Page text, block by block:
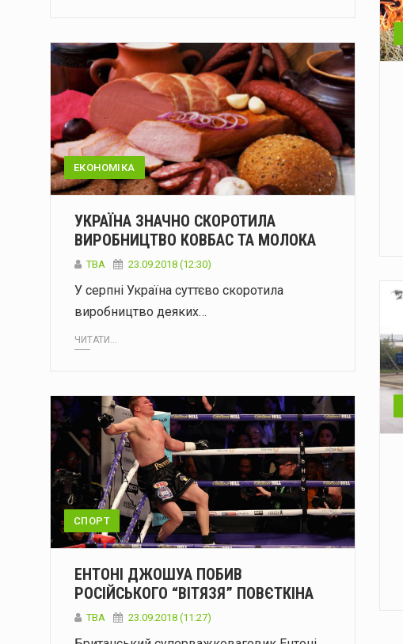
ЕКОНОМІКА
УКРАЇНА ЗНАЧНО СКОРОТИЛА
ВИРОБНИЦТВО КОВБАС ТА МОЛОКА
TBA 23.09.2018 (12:30)
У серпні Україна суттєво скоротила
виробництво деяких…
ЧИТАТИ...
СПОРТ
ЕНТОНІ ДЖОШУА ПОБИВ
РОСІЙСЬКОГО “ВІТЯЗЯ” ПОВЄТКІНА
TBA 23.09.2018 (11:27)